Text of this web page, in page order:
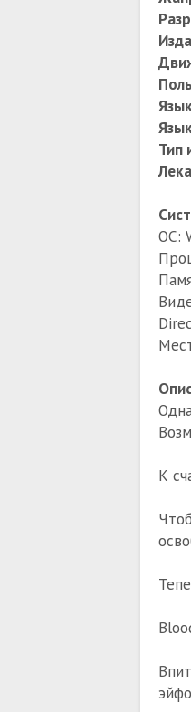
Тип
ОС:
К